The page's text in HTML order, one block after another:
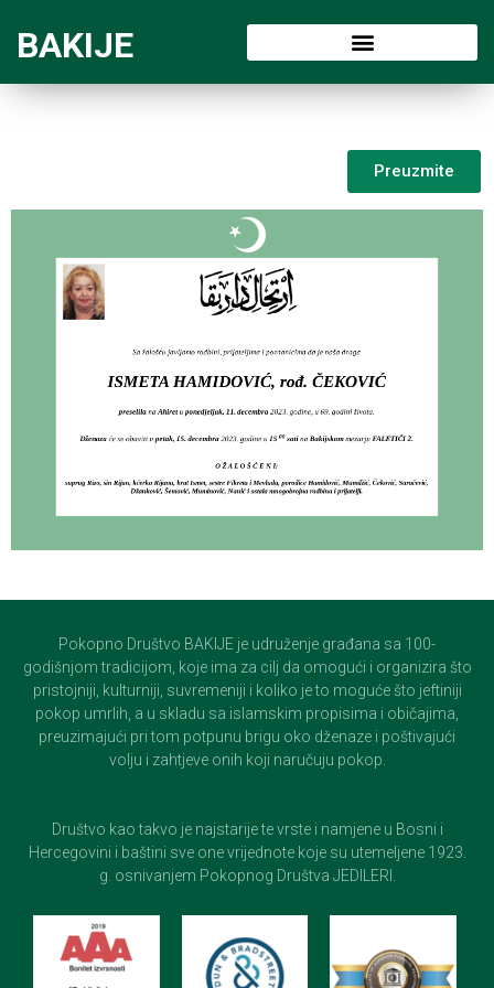
BAKIJE
Preuzmite
Pokopno Društvo BAKIJE je udruženje građana sa 100-
godišnjom tradicijom, koje ima za cilj da omogući i organizira što
pristojniji, kulturniji, suvremeniji i koliko je to moguće što jeftiniji
pokop umrlih, a u skladu sa islamskim propisima i običajima,
preuzimajući pri tom potpunu brigu oko dženaze i poštivajući
volju i zahtjeve onih koji naručuju pokop.
Društvo kao takvo je najstarije te vrste i namjene u Bosni i
Hercegovini i baštini sve one vrijednote koje su utemeljene 1923.
g. osnivanjem Pokopnog Društva JEDILERI.